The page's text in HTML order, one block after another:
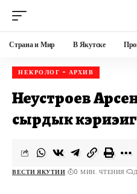
Страна и Мир В Якутске
НЕКРОЛОГ - АРХИВ
Неустроев
сырдык
ВЕСТИ ЯКУТИИ 0 МИН. ЧТЕНИЯ